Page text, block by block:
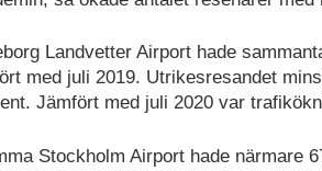
Landvetter Airport hade
med juli 2019. Utrikesresandet
Jämfört med juli 2020 var
Stockholm Airport hade närmare